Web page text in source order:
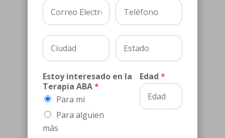
Estoy interesado en la
Terapia ABA*
Para mi
Para alguien
más
Edad *